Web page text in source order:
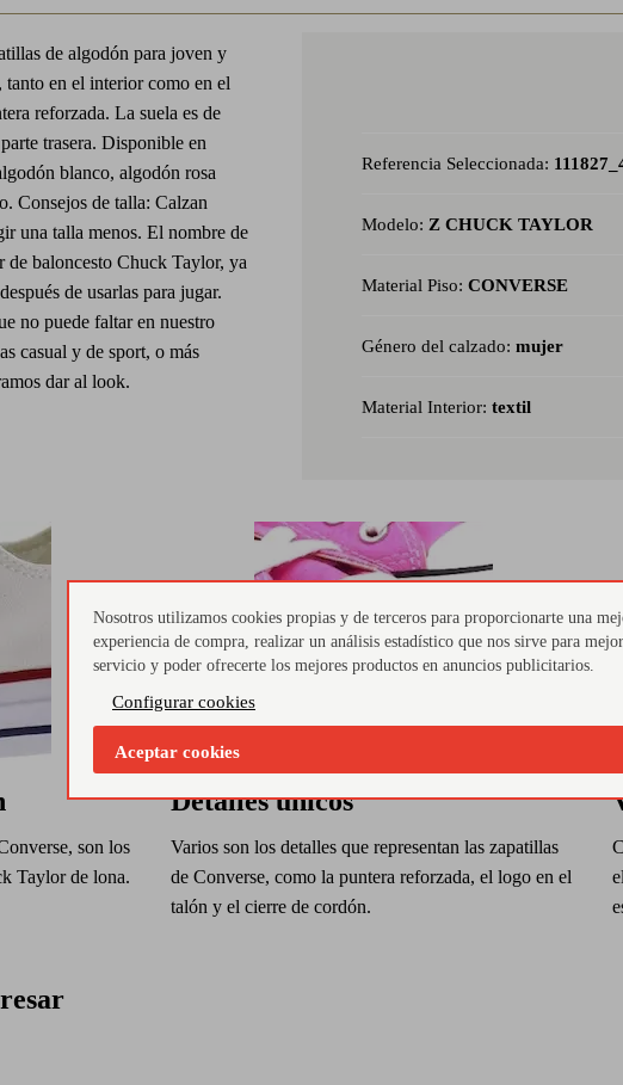
Referencia Seleccionada:
Modelo: Z CHUCK TAYLOR
Material Piso: CONVERSE
Género del calzado: mujer
Material Interior: textil
de algodón para joven y
en el interior como en el
reforzada. La suela es de
trasera. Disponible en
blanco, algodón rosa
Consejos de talla: Calzan
una talla menos. El nombre de
de baloncesto Chuck Taylor, ya
de usarlas para jugar.
no puede faltar en nuestro
casual y de sport, o más
dar al look.
son los
Taylor de lona.
Detalles únicos
Varios son los detalles que representan las zapatillas
de Converse, como la puntera reforzada, el logo en el
talón y el cierre de cordón.
Nosotros utilizamos cookies propias y de terceros para proporcionarte una
experiencia de compra, realizar un análisis estadístico que nos sirve para
servicio y poder ofrecerte los mejores productos en anuncios publicitarios.
Configurar cookies
Aceptar cookies